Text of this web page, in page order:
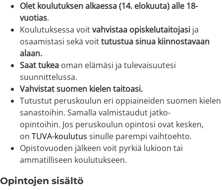
Olet koulutuksen alkaessa (14. elokuuta) alle 18-
vuotias.
Koulutuksessa voitvahvistaa opiskelutaitojasi ja
osaamistasi sekä voittutustua sinua kiinnostavaan
alaan.
Saat tukea oman elämäsi ja tulevaisuutesi
suunnittelussa.
Vahvistat suomen kielentaitoasi.
Tutustut peruskoulun eri oppiaineiden suomen kielen
sanastoihin. Samalla valmistaudut jatko-
opintoihin. Jos peruskoulun opintosi ovat kesken,
on TUVA-koulutus sinulle parempi vaihtoehto.
Opistovuoden jälkeen voit pyrkiä lukioon tai
ammatilliseen koulutukseen.
Opintojen sisältö